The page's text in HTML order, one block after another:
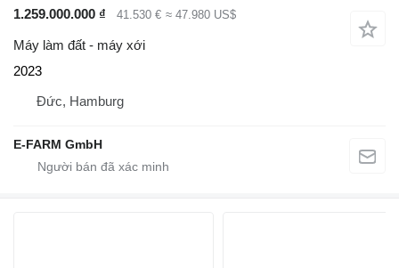
1.259.000.000 ₫
41.530 € ≈ 47.980 US$
Máy làm đất - máy xới
2023
Đức, Hamburg
E-FARM GmbH